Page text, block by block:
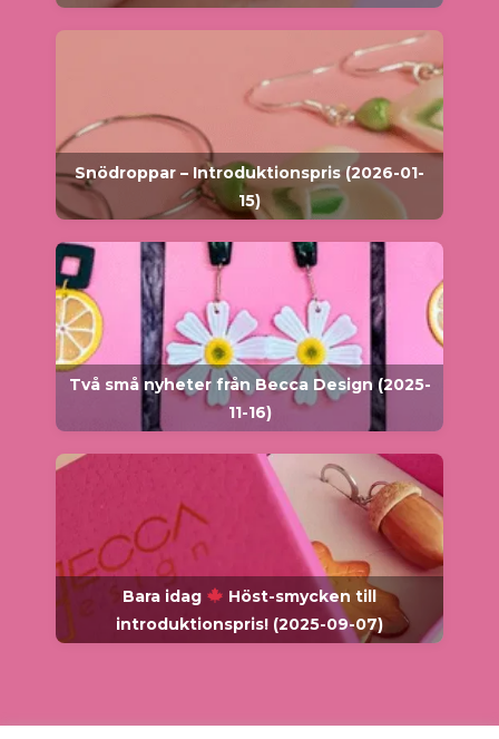
Snödroppar – Introduktionspris (2026-01-
15)
Två små nyheter från Becca Design (2025-
11-16)
Bara idag
Höst-smycken till
introduktionspris! (2025-09-07)